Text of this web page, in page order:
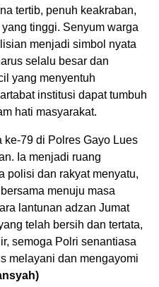
tertib, penuh keakraban,
tinggi. Senyum warga
menjadi simbol nyata
selalu besar dan
yang menyentuh
institusi dapat tumbuh
hati masyarakat.
ke-79 di Polres Gayo Lues
Ia menjadi ruang
polisi dan rakyat menyatu,
menuju masa
lantunan adzan Jumat
telah bersih dan tertata,
semoga Polri senantiasa
melayani dan mengayomi